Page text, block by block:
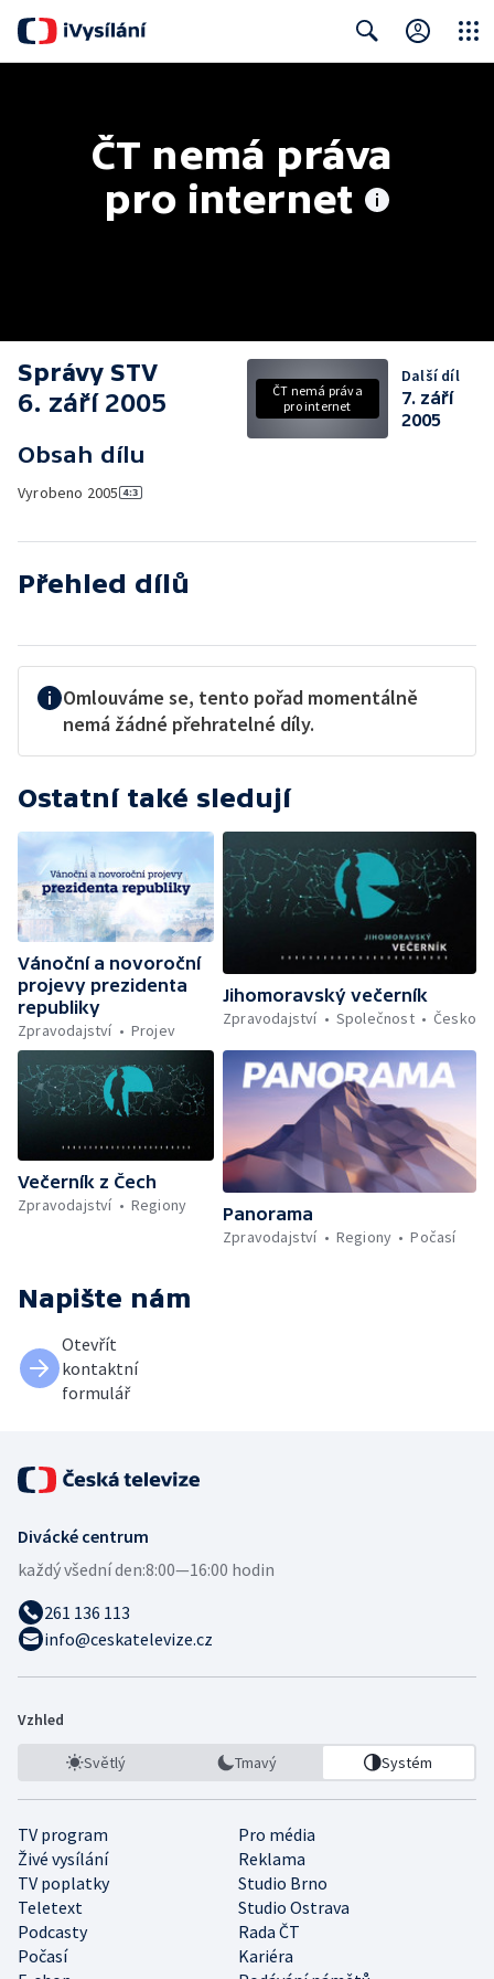
ČT nemá práva
pro internet
Správy STV
6. září 2005
Obsah dílu
Vyrobeno 2005
ČT nemá práva
pro internet
Další díl
7. září
2005
Přehled dílů
Omlouváme se, tento pořad momentálně
nemá žádné přehratelné díly.
Ostatní také sledují
Vánoční a novoroční
projevy prezidenta
republiky
Zpravodajství
Projev
Jihomoravský večerník
Zpravodajství
Společnost Česko
Večerník z Čech
Zpravodajství
Regiony
Panorama
Zpravodajství
Regiony Počasí
Napište nám
Otevřít
kontaktní
formulář
Divácké centrum
každý všední den:8:00—16:00 hodin
261 136 113
info@ceskatelevize.cz
Vzhled
Světlý Tmavý Systém
TV program
Pro média
Živé vysílání
Reklama
TV poplatky
Studio Brno
Teletext
Studio Ostrava
Podcasty
Rada ČT
Počasí
Kariéra